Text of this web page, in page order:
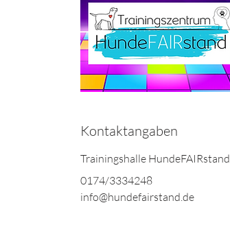
Kontaktangaben
Trainingshalle HundeFAIRstand
0174/3334248
info@hundefairstand.de